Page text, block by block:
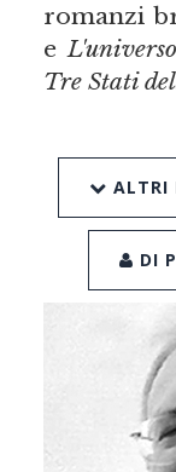
romanzi
e
Tre Stati
ALTRI
DI